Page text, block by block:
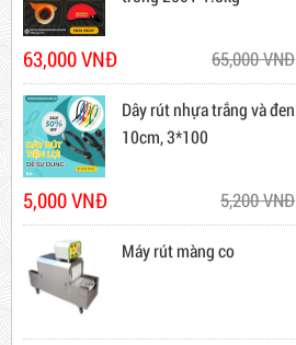
Dây Rút Nhựa Trắng Và Đen
15cm, 4*150
10,000 VNĐ 12,000 VNĐ
Mã sản phẩm: DR15
63,000 VNĐ 65,000 VNĐ
Dây rút nhựa trắng và đen
10cm, 3*100
5,000 VNĐ
Máy rút màng co